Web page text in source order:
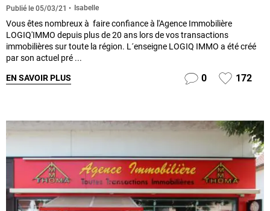
Publié le 05/03/21 Isabelle
Vous êtes nombreux à faire confiance à l'Agence Immobilière
LOGIQ'IMMO depuis plus de 20 ans lors de vos transactions
immobilières sur toute la région. L´enseigne LOGIQ IMMO a été créé
par son actuel pré ...
EN SAVOIR PLUS 0 172